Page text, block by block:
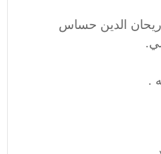
الدین حساس
.